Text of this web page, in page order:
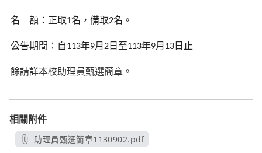
名 額：正取1名，備取2名。
公告期間：自113年9月 2 日至113年9月 13 日止
餘請詳本校助理員甄選簡章。
相關附件
助理員甄選簡章1130902.pdf